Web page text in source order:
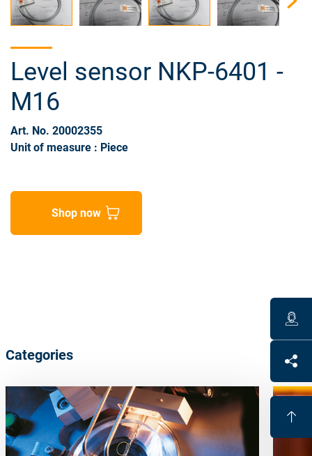
Level sensor NKP-6401 -
M16
Art. No. 20002355
Unit of measure : Piece
Shop now
Categories